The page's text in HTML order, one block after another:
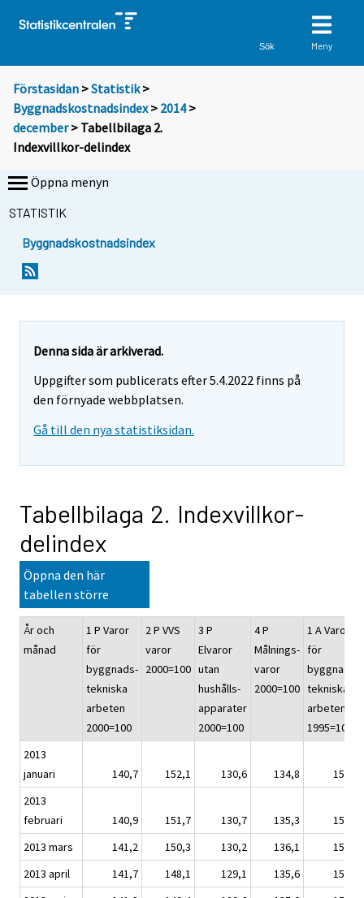
Sök Meny
Förstasidan >Statistik >
Byggnadskostnadsindex> 2014>
december> Tabellbilaga 2.
Indexvillkor-delindex
Öppna menyn
STATISTIK
Byggnadskostnadsindex
Denna sida är arkiverad.
Uppgifter som publicerats efter 5.4.2022 finns på
den förnyade webbplatsen.
Gå till den nya statistiksidan.
Tabellbilaga 2. Indexvillkor-
delindex
Öppna den här
tabellen större
År och
månad
1 P Varor
för
byggnads-
tekniska
arbeten
2000=100
2 P VVS
varor
2000=100
3 P
Elvaror
utan
hushålls-
apparater
2000=100
4 P
Målnings-
varor
2000=100
1 A Varor
för
byggnads-
tekniska
arbeten
1995=100
2013
januari
140,7 152,1 130,6 134,8
151,4
2013
februari
140,9 151,7 130,7 135,3
151,6
2013 mars
141,2 150,3 130,2 136,1
152,0
2013 april
141,7 148,1 129,1 135,6
152,6